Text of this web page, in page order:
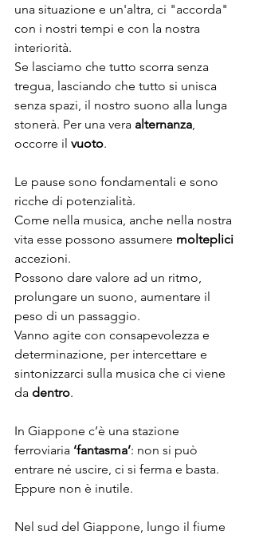
una situazione e un'altra, ci "accorda"
con i nostri tempi e con la nostra
interiorità.
Se lasciamo che tutto scorra senza
tregua, lasciando che tutto si unisca
senza spazi, il nostro suono alla lunga
stonerà. Per una vera alternanza
occorre il vuoto.
Le pause sono fondamentali e sono
ricche di potenzialità.
Come nella musica, anche nella nostra
vita esse possono assumere molteplici
accezioni.
Possono dare valore ad un ritmo,
prolungare un suono, aumentare il
peso di un passaggio.
Vanno agite con consapevolezza e
determinazione, per intercettare e
sintonizzarci sulla musica che ci viene
da dentro.
In Giappone c’è una stazione
ferroviaria ‘fantasma’: non si può
entrare né uscire, ci si ferma e basta.
Eppure non è inutile.
Nel sud del Giappone, lungo il fiume